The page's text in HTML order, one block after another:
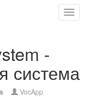
-
система
VocApp